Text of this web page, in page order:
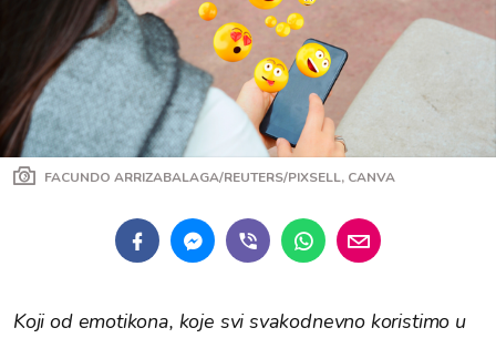
FACUNDO ARRIZABALAGA/REUTERS/PIXSELL, CANVA
Koji od emotikona, koje svi svakodnevno koristimo u